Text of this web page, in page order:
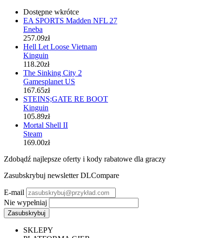
Dostępne wkrótce
EA SPORTS Madden NFL 27
Eneba
257.09zł
Hell Let Loose Vietnam
Kinguin
118.20zł
The Sinking City 2
Gamesplanet US
167.65zł
STEINS;GATE RE BOOT
Kinguin
105.89zł
Mortal Shell II
Steam
169.00zł
Zdobądź najlepsze oferty i kody rabatowe dla graczy
Zasubskrybuj newsletter DLCompare
E-mail
Nie wypełniaj
SKLEPY